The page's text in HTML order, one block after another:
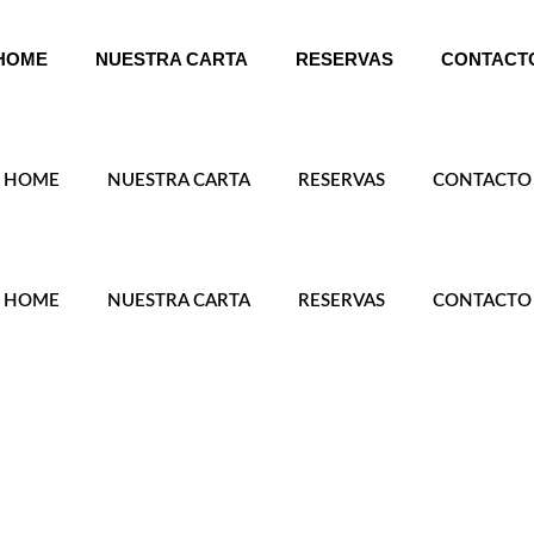
NUESTRA CARTA RESERVAS
HOME NUESTRA CARTA RESERVAS CONTACTO
HOME NUESTRA CARTA RESERVAS CONTACTO